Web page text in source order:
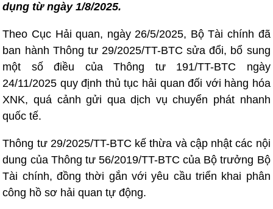
dụng từ ngày 1/8/2025.
Theo Cục Hải quan, ngày 26/5/2025, Bộ Tài chính đã
ban hành Thông tư 29/2025/TT-BTC sửa đổi, bổ sung
một số điều của Thông tư 191/TT-BTC ngày
24/11/2025 quy định thủ tục hải quan đối với hàng hóa
XNK, quá cảnh gửi qua dịch vụ chuyển phát nhanh
quốc tế.
Thông tư 29/2025/TT-BTC kế thừa và cập nhật các nội
dung của Thông tư 56/2019/TT-BTC của Bộ trưởng Bộ
Tài chính, đồng thời gắn với yêu cầu triển khai phân
công hồ sơ hải quan tự động.